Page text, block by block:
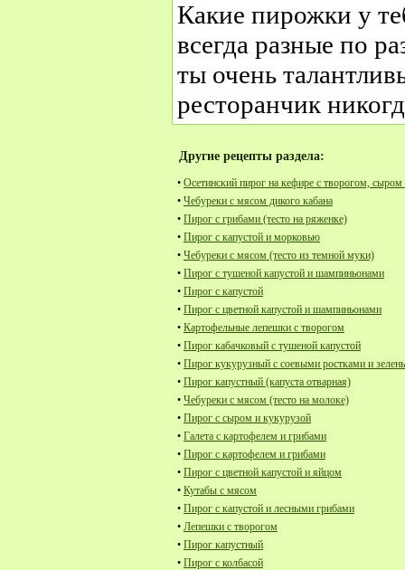
Какие пирожки у
всегда разные по
ты очень
ресторанчик
Другие рецепты раздела:
• Осетинский пирог на кефире с творогом,
• Чебуреки с мясом дикого кабана
• Пирог с грибами (тесто на ряженке)
• Пирог с капустой и морковью
• Чебуреки с мясом (тесто из темной муки)
• Пирог с тушеной капустой и шампиньонами
• Пирог с капустой
• Пирог с цветной капустой и шампиньонами
• Картофельные лепешки с творогом
• Пирог кабачковый с тушеной капустой
• Пирог кукурузный с соевыми ростками и
• Пирог капустный (капуста отварная)
• Чебуреки с мясом (тесто на молоке)
• Пирог с сыром и кукурузой
• Галета с картофелем и грибами
• Пирог с картофелем и грибами
• Пирог с цветной капустой и яйцом
• Кутабы с мясом
• Пирог с капустой и лесными грибами
• Лепешки с творогом
• Пирог капустный
• Пирог с колбасой